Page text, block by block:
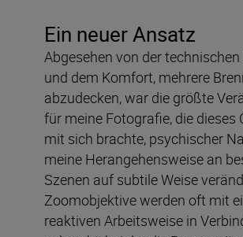
Ein neuer Ansatz
Abgesehen von der
und dem Komfort, mehrere
abzudecken, war die größte
für meine Fotografie, die dieses
mit sich brachte, psychischer
meine Herangehensweise an
Szenen auf subtile Weise
Zoomobjektive werden oft mit
reaktiven Arbeitsweise in